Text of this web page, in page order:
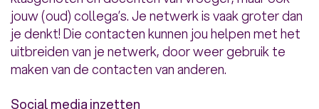
jouw (oud) collega’s. Je netwerk is vaak groter dan
je denkt! Die contacten kunnen jou helpen met het
uitbreiden van je netwerk, door weer gebruik te
maken van de contacten van anderen.
Social media inzetten